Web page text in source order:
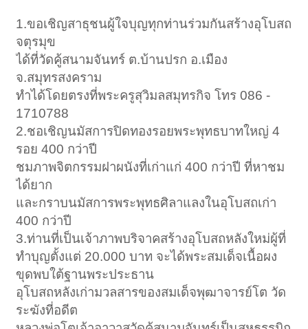
1.ขอเชิญสาธุชนผู้ใจบุญทุกท่านร่วมกันสร้างอุโบสถ
จตุรมุข
ได้ที่วัดคู้สนามจันทร์ ต.บ้านปรก อ.เมือง
จ.สมุทรสงคราม
ทำได้โดยตรงที่พระครูสุวิมลสมุทรกิจ โทร 086 -
1710788
2.ชอเชิญนมัสการปิดทองรอยพระพุทธบาทใหญ่ 4
รอย 400 กว่าปี
ชมภาพจิตกรรมฝาผนังที่เก่าแก่ 400 กว่าปี ที่หาชม
ได้ยาก
และกราบนมัสการพระพุทธศิลาแลงในอุโบสถเก่า
400 กว่าปี
3.ท่านที่เป็นเจ้าภาพบริจาคสร้างอุโบสถหลังใหม่ผู้ที่
ทำบุญตั้งแต่ 20.000 บาท จะได้พระสมเด็จเนื้อผง
ขุดพบใต้ฐานพระประธาน
อุโบสถหลังเก่ามวลสารของสมเด็จพุฒาจารย์โต วัด
ระฆังที่อดีต